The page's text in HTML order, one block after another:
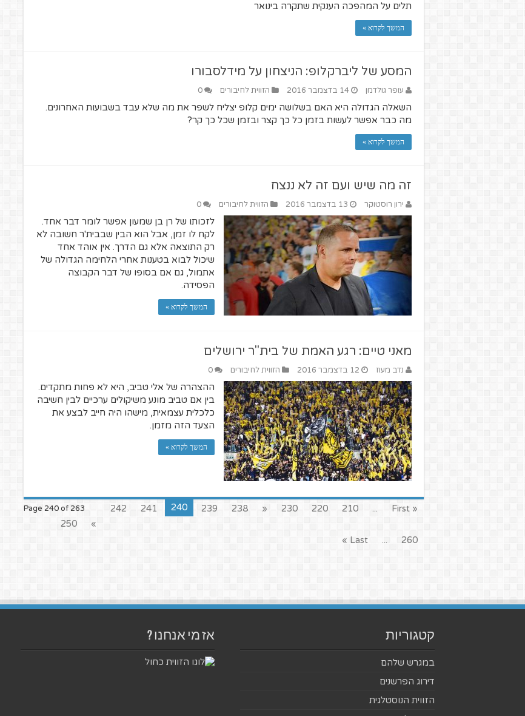
תלים על המהפכה הענקית שתקרה בינואר
המשך לקרוא »
המסע של ליברקלופ: הניצחון על מידלסבורו
עופר גולדמן 14 בדצמבר 2016 הזווית לחיבורים 0
השאלה הגדולה היא האם בשלושה ימים קלופ יצליח לשפר את מה שלא עבד בשבועות האחרונים.
מה כבר אפשר לעשות בזמן כל כך קצר ובזמן שכל כך קר?
המשך לקרוא »
זה מה שיש ועם זה לא ננצח
ירון רוסטוקר 13 בדצמבר 2016 הזווית לחיבורים 0
לזכותו של רן בן שמעון אפשר לומר דבר אחד.
לקח לו זמן, אבל הוא הבין שבבית'ר חשובה לא
רק התוצאה אלא גם הדרך. אין אוהד אחד
שיכול לבוא בטענות אחרי הלחימה הגדולה של
אתמול, גם אם בסופו של דבר הקבוצה
הפסידה.
המשך לקרוא »
מאני טיים: רגע האמת של בית"ר ירושלים
נדב מעוז 12 בדצמבר 2016 הזווית לחיבורים 0
ההצהרה של אלי טביב, היא לא פחות מתקדים.
בין אם טביב מונע משיקולים ערכיים לבין חשיבה
כלכלית עצמאית, מישהו היה חייב לבצע את
הצעד הזה מזמן.
המשך לקרוא »
Page 240 of 263 « First
...
210
220
230
«
238
239
240
241
242
»
250
260
...
Last »
קטגוריות
במגרש שלהם
דירוג הפרשנים
הזווית הנוסטלגית
אז מי אנחנו ?